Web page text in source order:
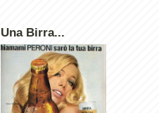
Una Birra...